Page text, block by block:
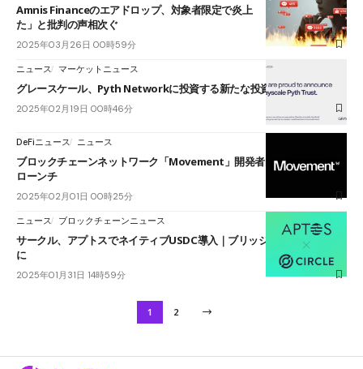
Amnis Financeのエアドロップ、対象者限定で炎上 「期待を裏切られ
た」と批判の声相次ぐ
2025年03月26日 00時59分
ニュース マーケットニュース
グレースケール、Pyth Networkに投資する新たな投資信託を発表
2025年02月19日 00時46分
DeFiニュース ニュース
ブロックチェーンネットワーク「Movement」開発者向けメインネット
ローンチ
2025年02月01日 00時25分
ニュース ブロックチェーンニュース
サークル、アプトスでネイティブUSDC導入｜ブリッジ不要で利用可能
に
2025年01月31日 14時59分
1 2